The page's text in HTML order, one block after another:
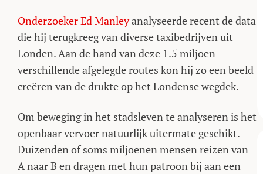
Onderzoeker Ed Manleyanalyseerde recent de data
die hij terugkreeg van diverse taxibedrijven uit
Londen. Aan de hand van deze 1.5 miljoen
verschillende afgelegde routes kon hij zo een beeld
creëren van de drukte op het Londense wegdek.
Om beweging in het stadsleven te analyseren is het
openbaar vervoer natuurlijk uitermate geschikt.
Duizenden of soms miljoenen mensen reizen van
A naar B en dragen met hun patroon bij aan een